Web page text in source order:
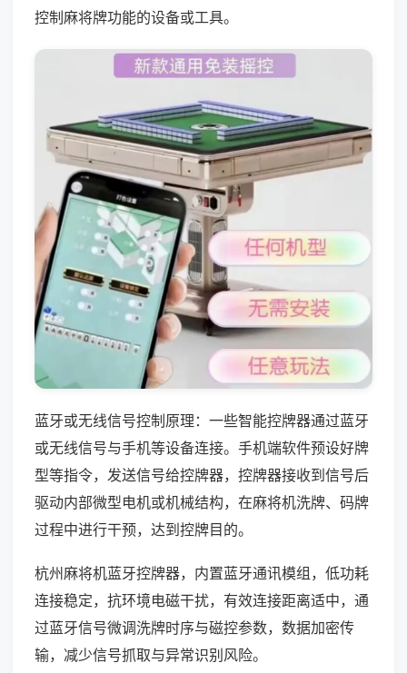
控制麻将牌功能的设备或工具。
蓝牙或无线信号控制原理：一些智能控牌器通过蓝牙
或无线信号与手机等设备连接。手机端软件预设好牌
型等指令，发送信号给控牌器，控牌器接收到信号后
驱动内部微型电机或机械结构，在麻将机洗牌、码牌
过程中进行干预，达到控牌目的。
杭州麻将机蓝牙控牌器，内置蓝牙通讯模组，低功耗
连接稳定，抗环境电磁干扰，有效连接距离适中，通
过蓝牙信号微调洗牌时序与磁控参数，数据加密传
输，减少信号抓取与异常识别风险。